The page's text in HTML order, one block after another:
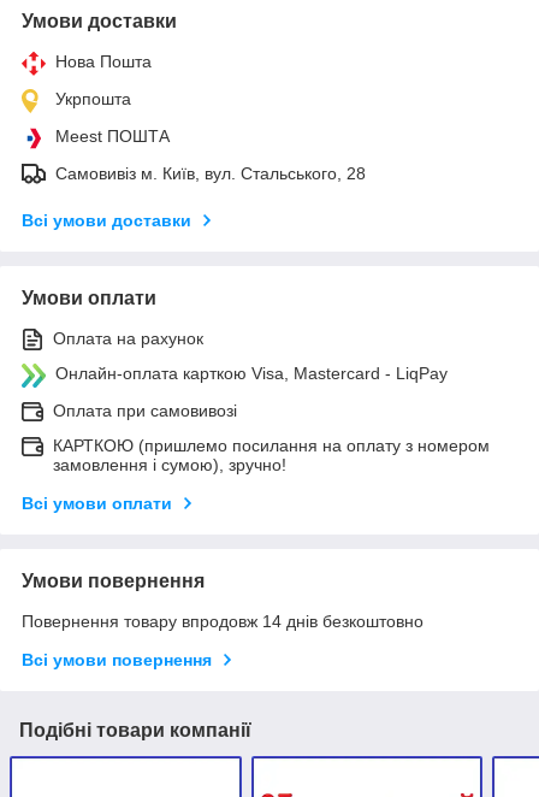
Умови доставки
Нова Пошта
Укрпошта
Meest ПОШТА
Самовивіз м. Київ, вул. Стальського, 28
Всі умови доставки
Умови оплати
Оплата на рахунок
Онлайн-оплата карткою Visa, Mastercard - LiqPay
Оплата при самовивозі
КАРТКОЮ (пришлемо посилання на оплату з номером
замовлення і сумою), зручно!
Всі умови оплати
Умови повернення
Повернення товару впродовж 14 днів безкоштовно
Всі умови повернення
Подібні товари компанії